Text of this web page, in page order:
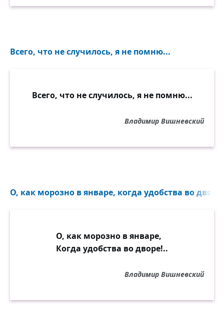
Всего, что не случилось, я не помню...
Всего, что не случилось, я не помню...
Владимир Вишневский
О, как морозно в январе, когда удобства во
О, как морозно в январе,
Когда удобства во дворе!..
Владимир Вишневский